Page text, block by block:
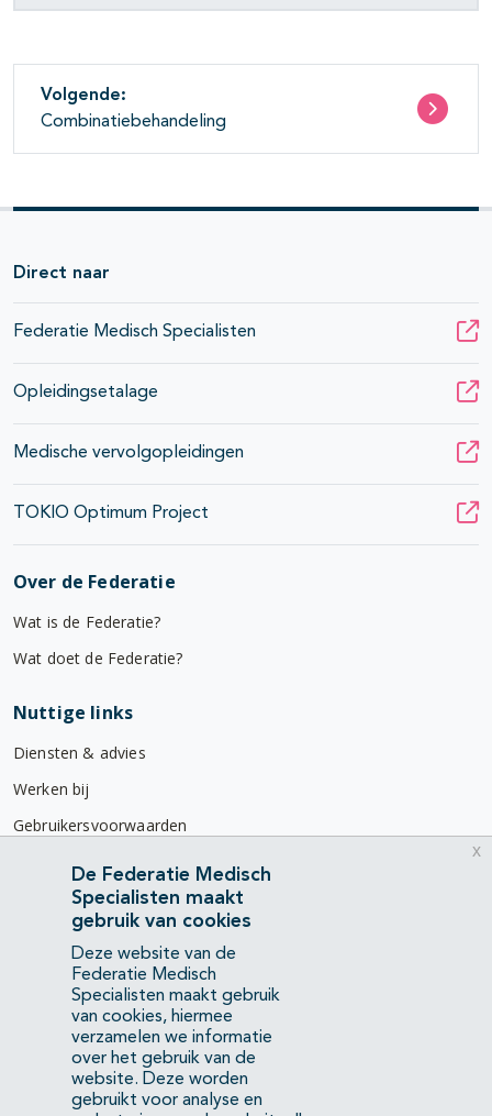
Volgende:
Combinatiebehandeling
Direct naar
Federatie Medisch Specialisten
Opleidingsetalage
Medische vervolgopleidingen
TOKIO Optimum Project
Over de Federatie
Wat is de Federatie?
Wat doet de Federatie?
Nuttige links
Diensten & advies
Werken bij
Gebruikersvoorwaarden
Privacyverklaring
Contact
Mercatorlaan 1200
3528 BL Utrecht
(088) 505 34 34
info@richtlijnendatabase.nl
De Federatie Medisch
Specialisten maakt
gebruik van cookies
Deze website van de
Federatie Medisch
Specialisten maakt gebruik
van cookies, hiermee
verzamelen we informatie
over het gebruik van de
website. Deze worden
gebruikt voor analyse en
x